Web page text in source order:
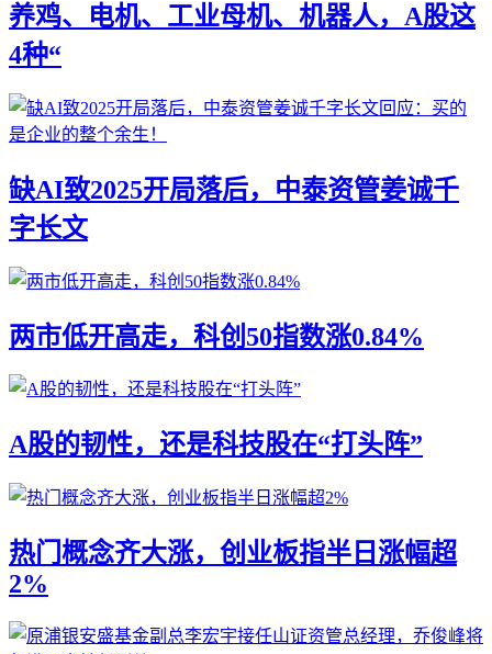
养鸡、电机、工业母机、机器人，A股这
4种“
缺AI致2025开局落后，中泰资管姜诚千
字长文
两市低开高走，科创50指数涨0.84%
A股的韧性，还是科技股在“打头阵”
热门概念齐大涨，创业板指半日涨幅超
2%